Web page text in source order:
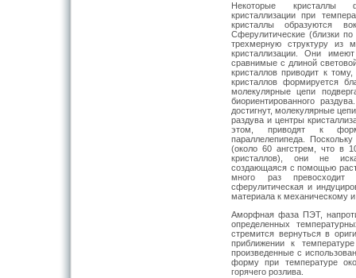
Некоторые кристаллы
кристаллизации при
кристаллы образуются
Сферулитические (близки
трехмерную структуру из
кристаллизации. Они
сравнимые с длиной
кристаллов приводит к
кристаллов формируется
молекулярные цепи
биориентированного
достигнут, молекулярные
раздува и центры
этом, приводят к
параллелепипеда.
(около 60 ангстрем, что в
кристаллов), они не
создающаяся с помощью
много раз
сферулитическая и
материала к механическому
Аморфная фаза ПЭТ,
определенных
стремится вернуться в
приближении к
произведенные с
форму при температуре
горячего розлива.